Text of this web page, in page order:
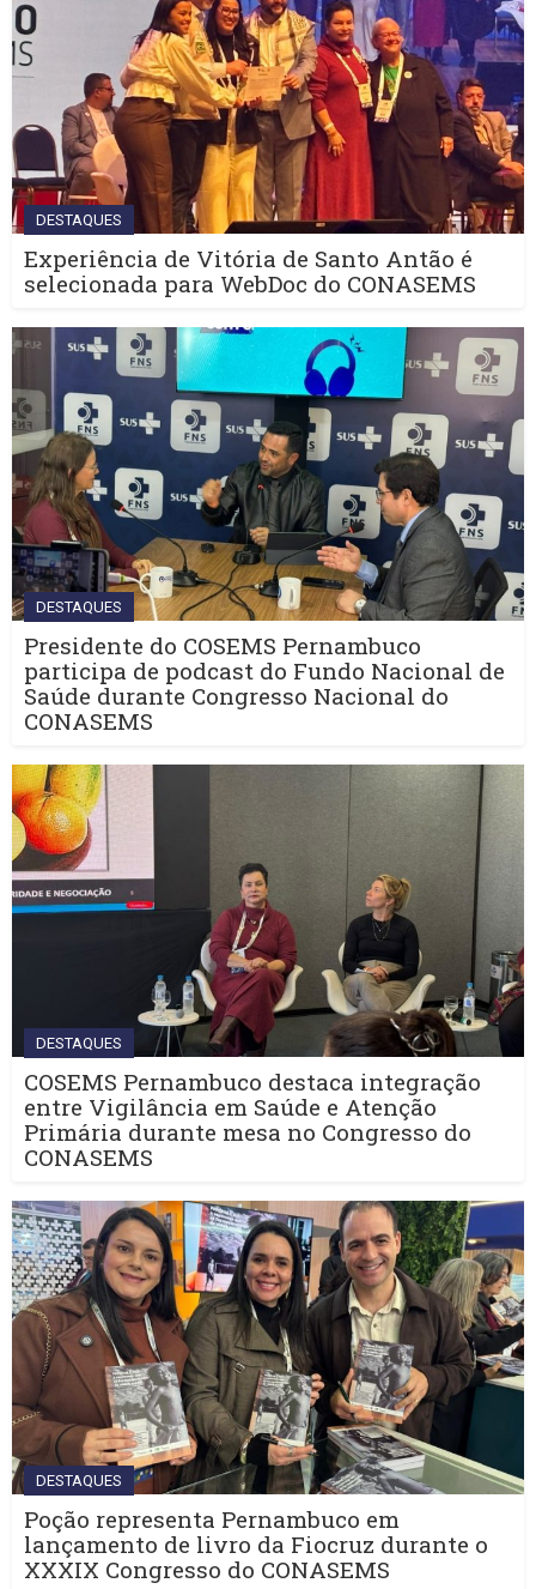
DESTAQUES
Experiência de Vitória de Santo Antão é
selecionada para WebDoc do CONASEMS
DESTAQUES
Presidente do COSEMS Pernambuco
participa de podcast do Fundo Nacional de
Saúde durante Congresso Nacional do
CONASEMS
DESTAQUES
COSEMS Pernambuco destaca integração
entre Vigilância em Saúde e Atenção
Primária durante mesa no Congresso do
CONASEMS
DESTAQUES
Poção representa Pernambuco em
lançamento de livro da Fiocruz durante o
XXXIX Congresso do CONASEMS